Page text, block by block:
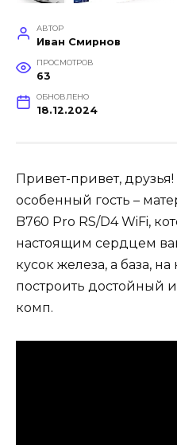
АВТОР
Иван Смирнов
ПРОСМОТРОВ
63
ОБНОВЛЕНО
18.12.2024
Привет-привет,
особенный гость –
B760 Pro RS/D4 WiFi,
настоящим сердцем
кусок железа, а база,
построить достойный
комп.